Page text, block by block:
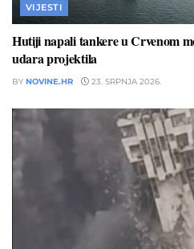
VIJESTI
Hutiji napali tankere u Crvenom
udara projektila
BY NOVINE.HR 23. SRPNJA 2026.